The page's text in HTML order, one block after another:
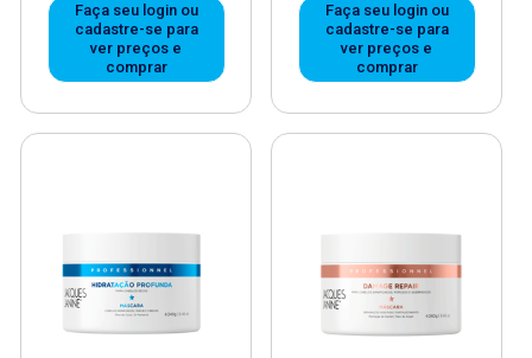
Faça seu login ou
cadastre-se para
ver preços e
comprar
Faça seu login ou
cadastre-se para
ver preços e
comprar